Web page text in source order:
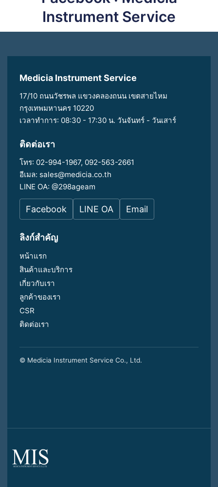
Instrument Service
Medicia Instrument Service
17/10 ถนนวัชรพล แขวงคลองถนน เขตสายไหม
กรุงเทพมหานคร 10220
เวลาทำการ: 08:30 - 17:30 น. วันจันทร์ - วันเสาร์
ติดต่อเรา
โทร: 02-994-1967, 092-563-2661
อีเมล: sales@medicia.co.th
LINE OA: @298ageam
Facebook LINE OA Email
ลิงก์สำคัญ
หน้าแรก
สินค้าและบริการ
เกี่ยวกับเรา
ลูกค้าของเรา
CSR
ติดต่อเรา
© Medicia Instrument Service Co., Ltd.